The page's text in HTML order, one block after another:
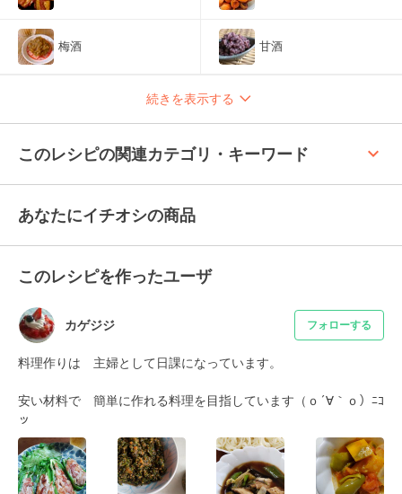
梅酒 甘酒
続きを表示する
このレシピの関連カテゴリ・キーワード keyboard_arrow_up
あなたにイチオシの商品
このレシピを作ったユーザ
カゲジジ フォローする
料理作りは　主婦として日課になっています。
安い材料で　簡単に作れる料理を目指しています（ｏ´∀｀ｏ）ﾆｺ
ッ